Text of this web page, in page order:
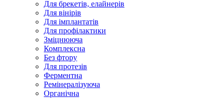
Для брекетів, елайнерів
Для вінірів
Для імплантатів
Для профілактики
Зміцнююча
Комплексна
Без фтору
Для протезів
Ферментна
Ремінералізуюча
Органічна